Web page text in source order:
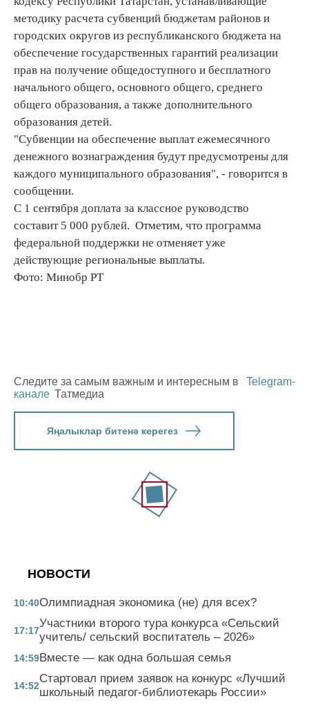
методику расчета субвенций бюджетам районов и
городских округов из республиканского бюджета на
обеспечение государственных гарантий реализации
прав на получение общедоступного и бесплатного
начального общего, основного общего, среднего
общего образования, а также дополнительного
образования детей.
"Субвенции на обеспечение выплат ежемесячного
денежного вознаграждения будут предусмотрены для
каждого муниципального образования", - говорится в
сообщении.
С 1 сентября доплата за классное руководство
составит 5 000 рублей. Отметим, что программа
федеральной поддержки не отменяет уже
действующие региональные выплаты.
Фото: Минобр РТ
Следите за самым важным и интересным в
Telegram-
канале Татмедиа
Яңалыклар битенә керегез
НОВОСТИ
10:40Олимпиадная экономика (не) для всех?
17:17
Участники второго тура конкурса «Сельский
учитель/ сельский воспитатель – 2026»
14:59Вместе — как одна большая семья
14:52
Стартовал прием заявок на конкурс «Лучший
школьный педагог-библиотекарь России»